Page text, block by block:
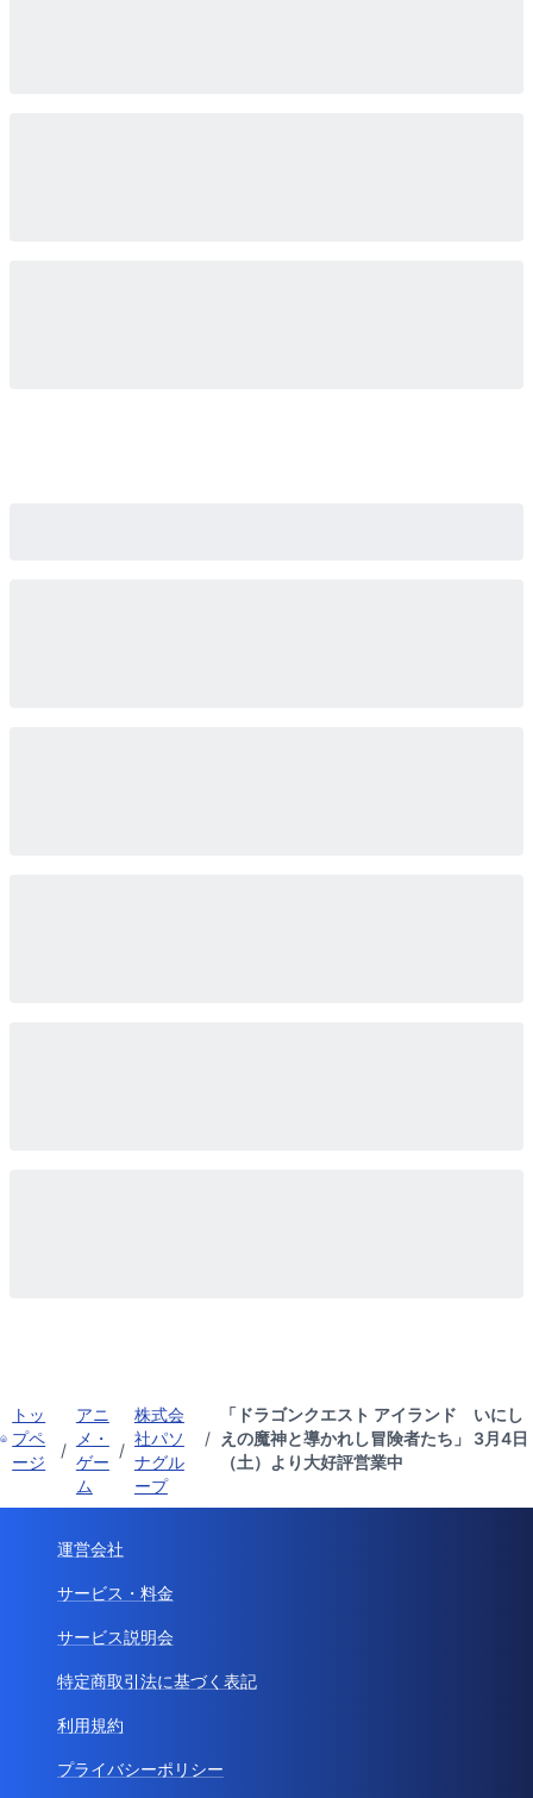
トッ
プペ
ージ
/
アニ
メ・
ゲー
ム
/
株式会
社パソ
ナグル
ープ
/
「ドラゴンクエスト アイランド いにし
えの魔神と導かれし冒険者たち」 3月4日
（土）より大好評営業中
運営会社
サービス・料金
サービス説明会
特定商取引法に基づく表記
利用規約
プライバシーポリシー